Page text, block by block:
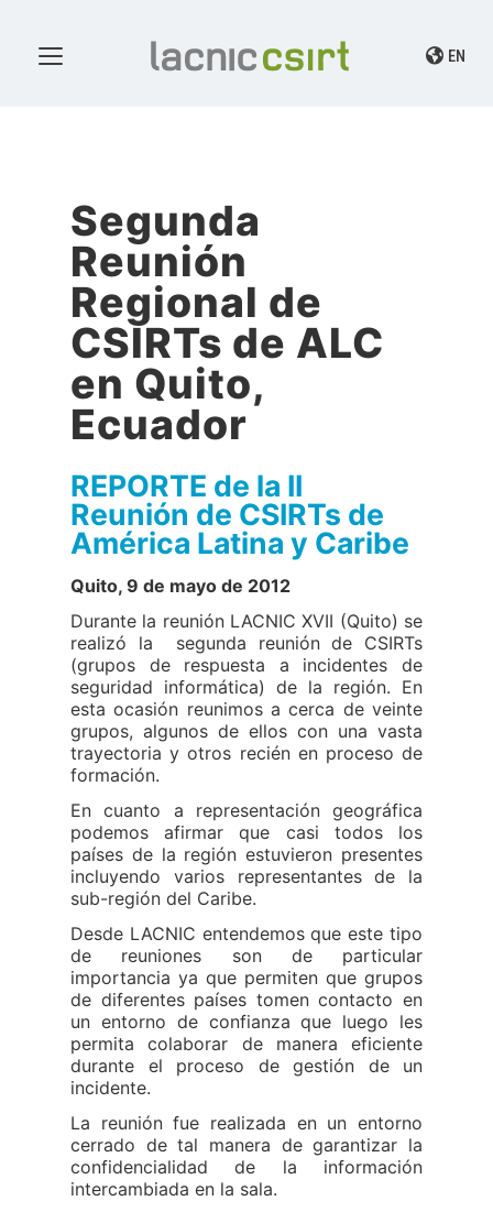
EN
Segunda
Reunión
Regional de
CSIRTs de ALC
en Quito,
Ecuador
REPORTE de la II
Reunión de CSIRTs de
América Latina y Caribe
Quito, 9 de mayo de 2012
Durante la reunión LACNIC XVII (Quito) se
realizó la segunda reunión de CSIRTs
(grupos de respuesta a incidentes de
seguridad informática) de la región. En
esta ocasión reunimos a cerca de veinte
grupos, algunos de ellos con una vasta
trayectoria y otros recién en proceso de
formación.
En cuanto a representación geográfica
podemos afirmar que casi todos los
países de la región estuvieron presentes
incluyendo varios representantes de la
sub-región del Caribe.
Desde LACNIC entendemos que este tipo
de reuniones son de particular
importancia ya que permiten que grupos
de diferentes países tomen contacto en
un entorno de confianza que luego les
permita colaborar de manera eficiente
durante el proceso de gestión de un
incidente.
La reunión fue realizada en un entorno
cerrado de tal manera de garantizar la
confidencialidad de la información
intercambiada en la sala.